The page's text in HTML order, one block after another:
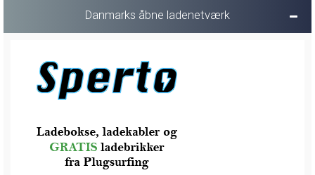
Danmarks åbne ladenetværk